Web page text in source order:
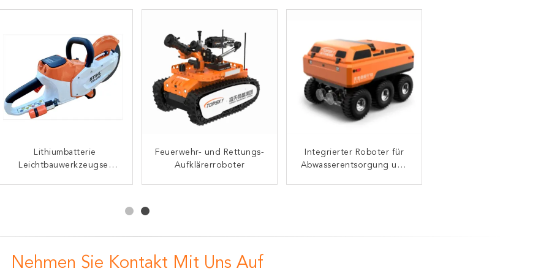
Strominspektions-
Quadruped-Roboterhund
Flugrettungsring
Holzbearbeitungs-Kanten-
Schneidmaschine
Lithiumbatterie
Leichtbauwerkzeugset
Feuerwehr- und Rettungs-
Aufklärerroboter
Integrierter Roboter für
Abwasserentsorgung und
Nehmen Sie Kontakt Mit Uns Auf